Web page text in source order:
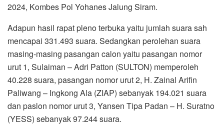
2024, Kombes Pol Yohanes Jalung Siram.
Adapun hasil rapat pleno terbuka yaitu jumlah suara sah
mencapai 331.493 suara. Sedangkan perolehan suara
masing-masing pasangan calon yaitu pasangan nomor
urut 1, Sulaiman – Adri Patton (SULTON) memperoleh
40.228 suara, pasangan nomor urut 2, H. Zainal Arifin
Paliwang – Ingkong Ala (ZIAP) sebanyak 194.021 suara
dan paslon nomor urut 3, Yansen Tipa Padan – H. Suratno
(YESS) sebanyak 97.244 suara.